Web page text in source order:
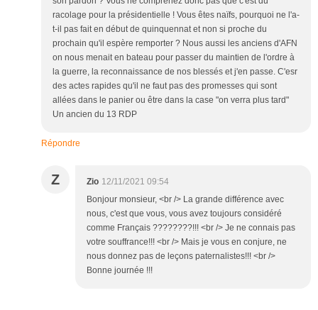
racolage pour la présidentielle ! Vous êtes naïfs, pourquoi ne l'a-
t-il pas fait en début de quinquennat et non si proche du
prochain qu'il espère remporter ? Nous aussi les anciens d'AFN
on nous menait en bateau pour passer du maintien de l'ordre à
la guerre, la reconnaissance de nos blessés et j'en passe. C'esr
des actes rapides qu'il ne faut pas des promesses qui sont
allées dans le panier ou être dans la case "on verra plus tard"
Un ancien du 13 RDP
Répondre
Z Zio 12/11/2021 09:54
Bonjour monsieur, <br /> La grande différence avec
nous, c'est que vous, vous avez toujours considéré
comme Français ????????!!! <br /> Je ne connais pas
votre souffrance!!! <br /> Mais je vous en conjure, ne
nous donnez pas de leçons paternalistes!!! <br />
Bonne journée !!!